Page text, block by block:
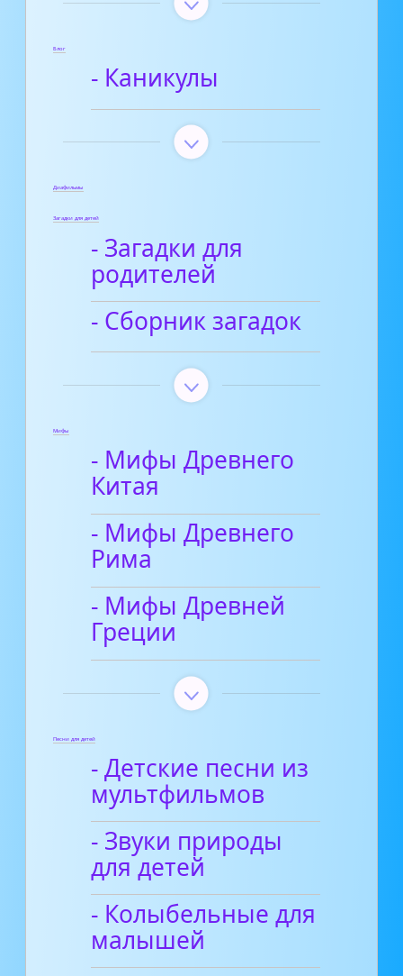
Блог
- Каникулы
Диафильмы
Загадки для детей
- Загадки для
родителей
- Сборник загадок
Мифы
- Мифы Древнего
Китая
- Мифы Древнего
Рима
- Мифы Древней
Греции
Песни для детей
- Детские песни из
мультфильмов
- Звуки природы
для детей
- Колыбельные для
малышей